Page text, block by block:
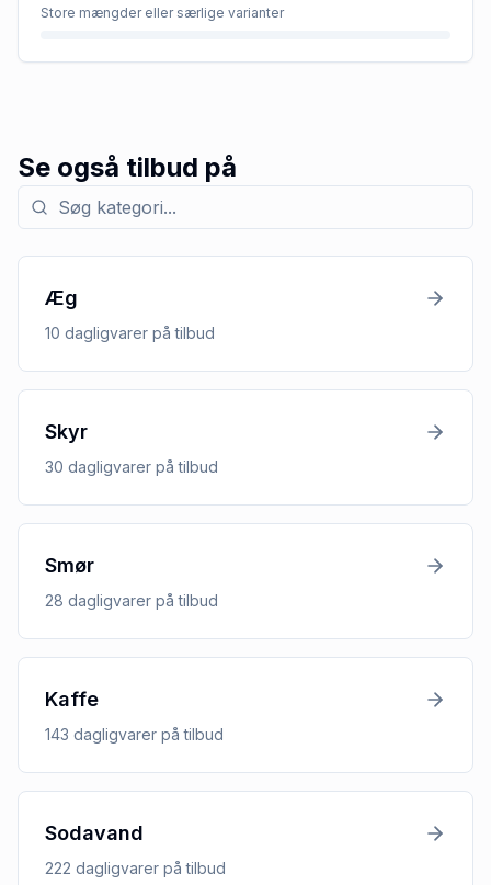
Store mængder eller særlige varianter
Se også tilbud på
Søg efter kategori med tilbud
Æg
10 dagligvarer på tilbud
Skyr
30 dagligvarer på tilbud
Smør
28 dagligvarer på tilbud
Kaffe
143 dagligvarer på tilbud
Sodavand
222 dagligvarer på tilbud